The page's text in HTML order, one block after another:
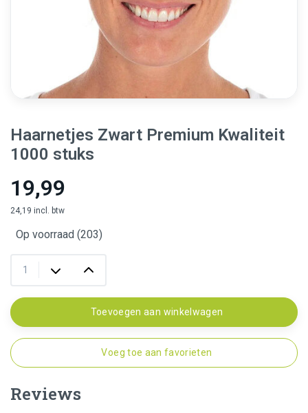
Haarnetjes Zwart Premium Kwaliteit
1000 stuks
19,99
24,19 incl. btw
Op voorraad (203)
Toevoegen aan winkelwagen
Voeg toe aan favorieten
Reviews